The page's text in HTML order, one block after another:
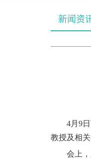
新闻资
4月9
教授及相
会上